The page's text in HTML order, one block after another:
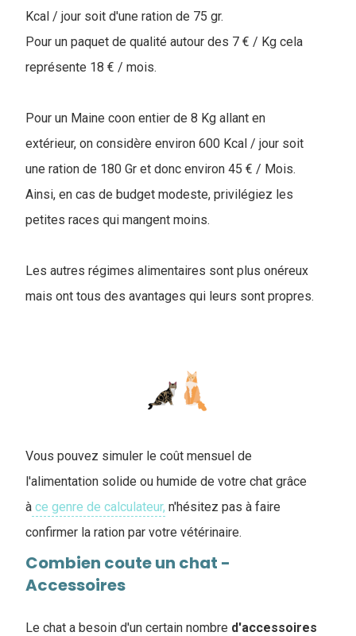
Kcal / jour soit d'une ration de 75 gr.
Pour un paquet de qualité autour des 7 € / Kg cela
représente 18 € / mois.
Pour un Maine coon entier de 8 Kg allant en
extérieur, on considère environ 600 Kcal / jour soit
une ration de 180 Gr et donc environ 45 € / Mois.
Ainsi, en cas de budget modeste, privilégiez les
petites races qui mangent moins.
Les autres régimes alimentaires sont plus onéreux
mais ont tous des avantages qui leurs sont propres.
Vous pouvez simuler le coût mensuel de
l'alimentation solide ou humide de votre chat grâce
à ce genre de calculateur, n'hésitez pas à faire
confirmer la ration par votre vétérinaire.
Combien coute un chat -
Accessoires
Le chat a besoin d'un certain nombre d'accessoires